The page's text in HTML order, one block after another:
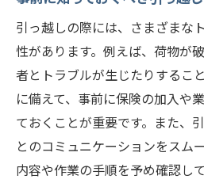
引っ越しの際には、さまざまな
性があります。例えば、荷物が
者とトラブルが生じたりするこ
に備えて、事前に保険の加入や
ておくことが重要です。また、
とのコミュニケーションをスム
内容や作業の手順を予め確認し